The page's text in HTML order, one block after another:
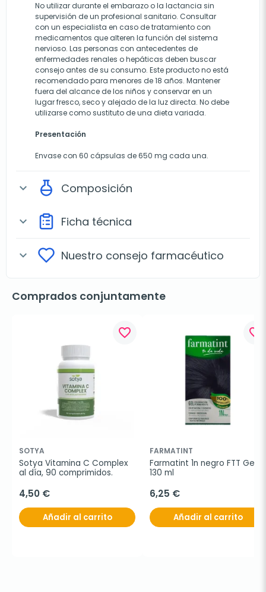
No utilizar durante el embarazo o la lactancia sin
supervisión de un profesional sanitario. Consultar
con un especialista en caso de tratamiento con
medicamentos que alteren la función del sistema
nervioso. Las personas con antecedentes de
enfermedades renales o hepáticas deben buscar
consejo antes de su consumo. Este producto no está
recomendado para menores de 18 años. Mantener
fuera del alcance de los niños y conservar en un
lugar fresco, seco y alejado de la luz directa. No debe
utilizarse como sustituto de una dieta variada.
Presentación
Envase con 60 cápsulas de 650 mg cada una.
expand_more Composición
expand_more Ficha técnica
expand_more Nuestro consejo farmacéutico
Comprados conjuntamente
favorite_border
SOTYA
Sotya Vitamina C Complex
al día, 90 comprimidos.
4,50 €
Añadir al carrito
favorite_border
FARMATINT
Farmatint 1n negro FTT Gel,
130 ml
6,25 €
Añadir al carrito